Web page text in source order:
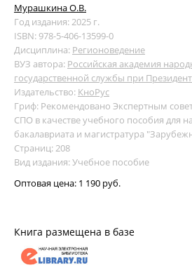
Мурашкина О.В.
Год издания: 2025 г.
ISBN: 978-5-406-13599-0
Дисциплина: Регионоведение
ВУЗ автора: Российская академия
государственной службы при
Издательство: КноРус
Гриф: Рекомендовано Экспертным
СПО в качестве учебного пособия для
бакалавриата и магистратура
Страниц: 208
Вид издания: Учебное пособие
Оптовая цена: 1 190 руб.
Книга размещена в базе